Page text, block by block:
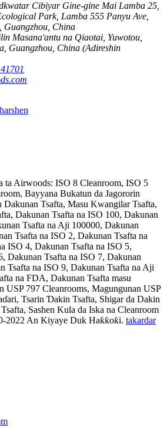
Cibiyar Gine-gine Mai Lamba 25,
Park, Lamba 555 Panyu Ave,
Guangzhou, China
Masana'antu na Qiaotai, Yuwotou,
Guangzhou, China (Adireshin
ta Airwoods: ISO 8 Cleanroom, ISO 5
Bayyana Bukatun da Jagororin
Dakunan Tsafta, Masu Kwangilar Tsafta,
Dakunan Tsafta na ISO 100, Dakunan
Tsafta na Aji 100000, Dakunan
Tsafta na ISO 2, Dakunan Tsafta na
ISO 4, Dakunan Tsafta na ISO 5,
Dakunan Tsafta na ISO 7, Dakunan
Tsafta na ISO 9, Dakunan Tsafta na Aji
na FDA, Dakunan Tsafta masu
USP 797 Cleanrooms, Magungunan USP
Tsarin Ɗakin Tsafta, Shigar da Dakin
Sashen Kula da Iska na Cleanroom
2022 An Kiyaye Duk Haƙƙoƙi. takardar